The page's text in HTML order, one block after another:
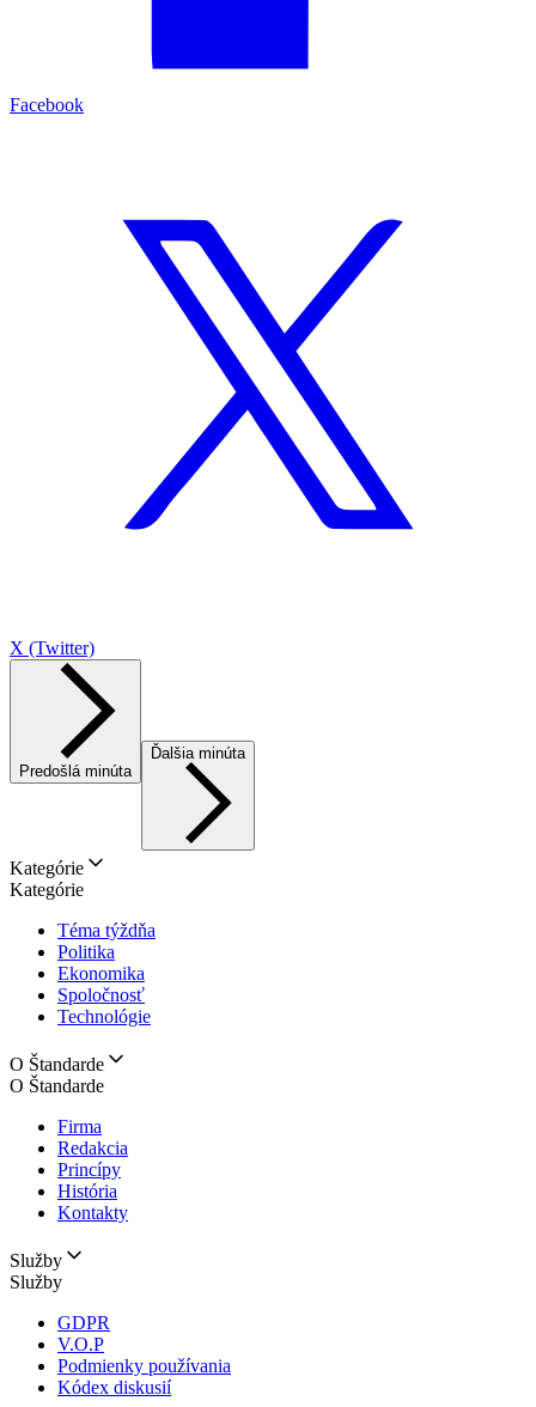
Facebook
X (Twitter)
Predošlá minúta
Ďalšia minúta
Kategórie
Kategórie
Téma týždňa
Politika
Ekonomika
Spoločnosť
Technológie
O Štandarde
O Štandarde
Firma
Redakcia
Princípy
História
Kontakty
Služby
Služby
GDPR
V.O.P
Podmienky používania
Kódex diskusií